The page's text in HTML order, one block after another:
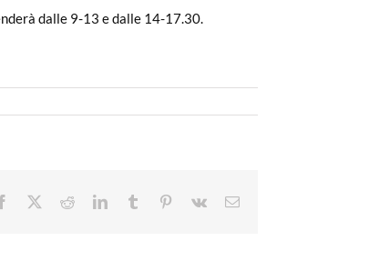
dalle 9-13 e dalle 14-17.30.
Facebook RedditLinkedInTumblr Pinterest
Vk Email